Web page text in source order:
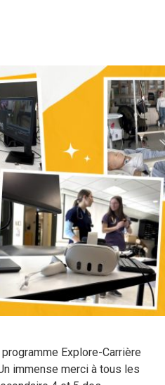
Explore-Carrière
immense merci à tous les